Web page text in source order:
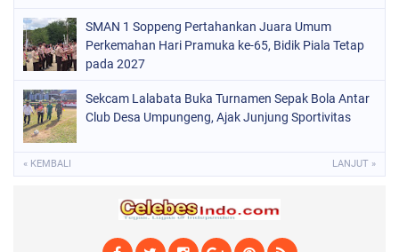
SMAN 1 Soppeng Pertahankan Juara Umum
Perkemahan Hari Pramuka ke-65, Bidik Piala Tetap
pada 2027
Sekcam Lalabata Buka Turnamen Sepak Bola Antar
Club Desa Umpungeng, Ajak Junjung Sportivitas
« KEMBALI LANJUT »